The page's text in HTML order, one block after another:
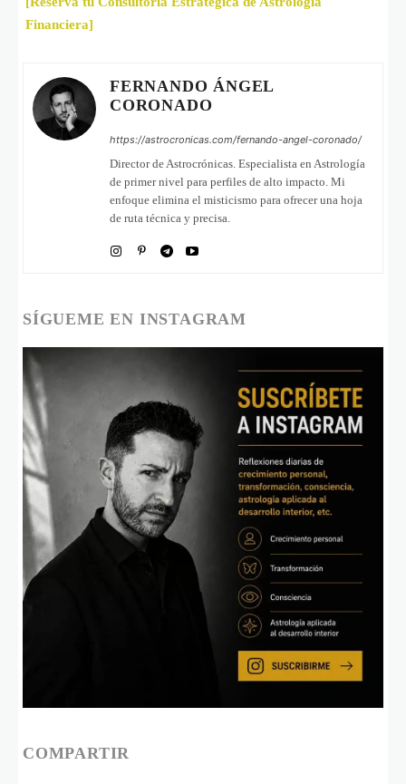
Financiera]
FERNANDO ÁNGEL
CORONADO
https://astrocronicas.com/fernando-angel-coronado/
Director de Astrocrónicas. Especialista en Astrología
de primer nivel para perfiles de alto impacto. Mi
enfoque elimina el misticismo para ofrecer una hoja
de ruta técnica y precisa.
SÍGUEME EN INSTAGRAM
COMPARTIR